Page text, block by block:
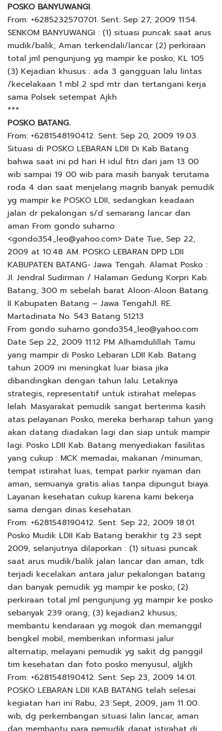
POSKO BANYUWANGI.
From: +6285232570701. Sent: Sep 27, 2009 11:54.
SENKOM BANYUWANGI : (1) situasi puncak saat arus
mudik/balik; Aman terkendali/lancar (2) perkiraan
total jml pengunjung yg mampir ke posko; KL 105
(3) Kejadian khusus : ada 3 gangguan lalu lintas
/kecelakaan 1 mbl 2 spd mtr dan tertangani kerja
sama Polsek setempat Ajkh
***
POSKO BATANG.
From: +6281548190412. Sent: Sep 20, 2009 19:03.
Situasi di POSKO LEBARAN LDII Di Kab Batang
bahwa saat ini pd hari H idul fitri dari jam 13 00
wib sampai 19 00 wib para masih banyak terutama
roda 4 dan saat menjelang magrib banyak pemudik
yg mampir ke POSKO LDII, sedangkan keadaan
jalan dr pekalongan s/d semarang lancar dan
aman From gondo suharno
<gondo354_leo@yahoo.com> Date Tue, Sep 22,
2009 at 10:48 AM. POSKO LEBARAN DPD LDII
KABUPATEN BATANG- Jawa Tengah. Alamat Posko :
Jl. Jendral Sudirman / Halaman Gedung Korpri Kab.
Batang, 300 m sebelah barat Aloon-Aloon Batang.
II Kabupaten Batang – Jawa TengahJl. RE.
Martadinata No. 543 Batang 51213
From gondo suharno gondo354_leo@yahoo.com
Date Sep 22, 2009 11:12 PM Alhamdulillah Tamu
yang mampir di Posko Lebaran LDII Kab. Batang
tahun 2009 ini meningkat luar biasa jika
dibandingkan dengan tahun lalu. Letaknya
strategis, representatif untuk istirahat melepas
lelah. Masyarakat pemudik sangat berterima kasih
atas pelayanan Posko, mereka berharap tahun yang
akan datang diadakan lagi dan siap untuk mampir
lagi. Posko LDII Kab. Batang menyediakan fasilitas
yang cukup : MCK memadai, makanan /minuman,
tempat istirahat luas, tempat parkir nyaman dan
aman, semuanya gratis alias tanpa dipungut biaya.
Layanan kesehatan cukup karena kami bekerja
sama dengan dinas kesehatan.
From: +6281548190412. Sent: Sep 22, 2009 18:01.
Posko Mudik LDII Kab Batang berakhir tg 23 sept
2009, selanjutnya dilaporkan : (1) situasi puncak
saat arus mudik/balik jalan lancar dan aman, tdk
terjadi kecelakan antara jalur pekalongan batang
dan banyak pemudik yg mampir ke posko; (2)
perkiraan total jml pengunjung yg mampir ke posko
sebanyak 239 orang; (3) kejadian2 khusus;
membantu kendaraan yg mogok dan memanggil
bengkel mobil, memberikan informasi jalur
alternatip, melayani pemudik yg sakit dg panggil
tim kesehatan dan foto posko menyusul, aljjkh
From: +6281548190412. Sent: Sep 23, 2009 14:01.
POSKO LEBARAN LDII KAB BATANG telah selesai
kegiatan hari ini Rabu, 23 Sept, 2009, jam 11 00
wib, dg perkembangan situasi lalin lancar, aman